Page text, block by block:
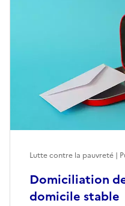
Domiciliation
domicile stable
Lutte contre la pauvreté |